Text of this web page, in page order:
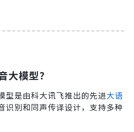
大模型？
型是由科大讯飞推出的先进大语
识别和同声传译设计，支持多种